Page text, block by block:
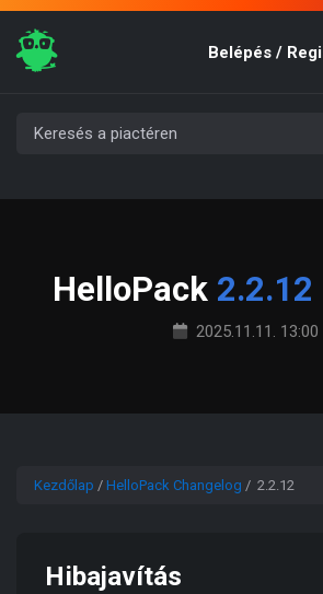
Belépés /
HelloPack 2.2.12
2025.11.11. 13:00
Kezdőlap / HelloPack Changelog / 2.2.12
Hibajavítás